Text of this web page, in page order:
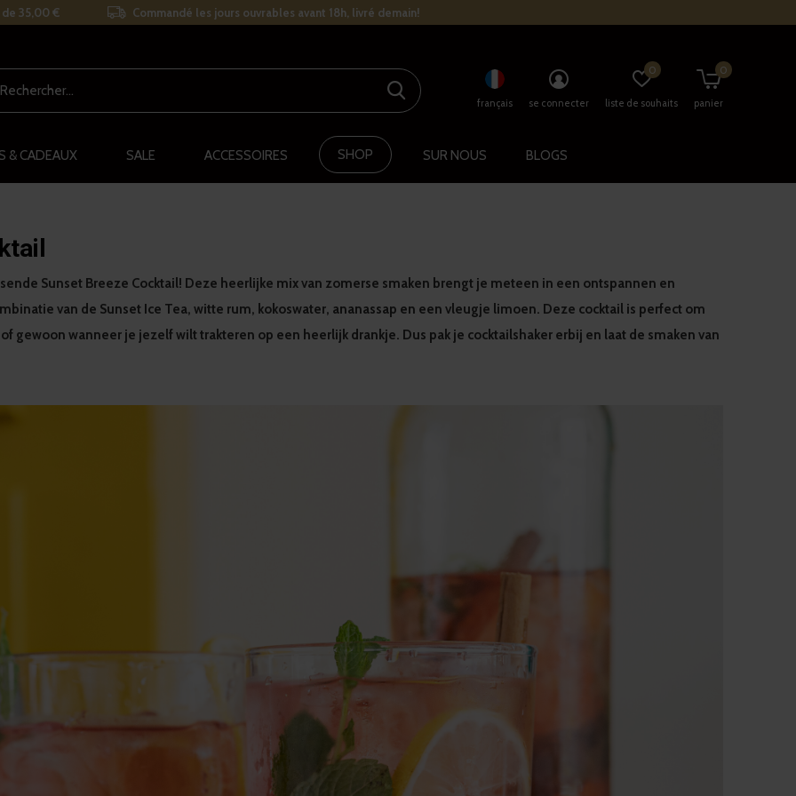
& CADEAUX SALE ACCESSOIRES SHOP SUR NOUS BLOGS
français se connecter liste de souhaits
0
panier
0
35,00 € Commandé les jours ouvrables avant 18h, livré demain!
Sunset Breeze Cocktail! Deze heerlijke mix van zomerse smaken brengt je meteen in een ontspannen en
van de Sunset Ice Tea, witte rum, kokoswater, ananassap en een vleugje limoen. Deze cocktail is perfect om
gewoon wanneer je jezelf wilt trakteren op een heerlijk drankje. Dus pak je cocktailshaker erbij en laat de smaken van